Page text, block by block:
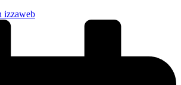
izzaweb